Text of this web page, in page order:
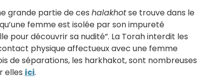
grande partie de ces halakhotse trouve dans le
femme est isolée par son impureté
pour découvrir sa nudité”. La Torah interdit les
physique affectueux avec une femme
de séparations, les harkhakot, sont nombreuses
elles ici.